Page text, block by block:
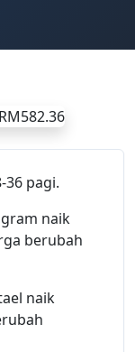
36 pagi.
naik
berubah
naik